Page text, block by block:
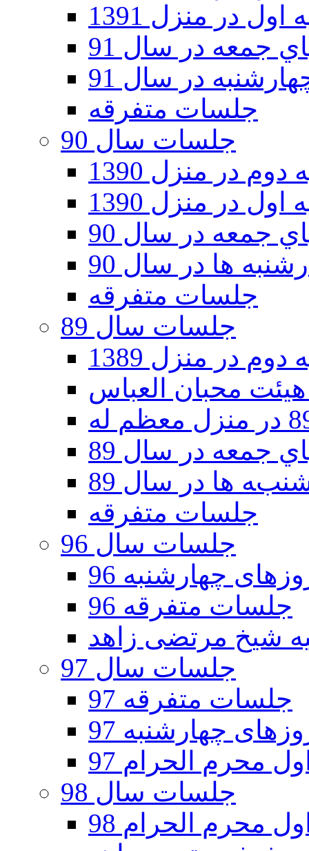
در منزل 1391
جمعه در سال 91
در سال 91
جلسات متفرقه
جلسات سال 90
در منزل 1390
در منزل 1390
جمعه در سال 90
ها در سال 90
جلسات متفرقه
جلسات سال 89
در منزل 1389
جمعه در سال 89
ها در سال 89
جلسات متفرقه
جلسات سال 96
چهارشنبه 96
جلسات متفرقه 96
جلسات سال 97
جلسات متفرقه 97
چهارشنبه 97
محرم الحرام 97
جلسات سال 98
محرم الحرام 98